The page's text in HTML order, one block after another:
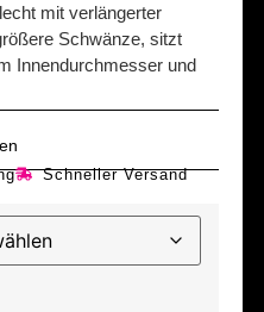
mit verlängerter
Schwänze, sitzt
Innendurchmesser und
Schneller Versand